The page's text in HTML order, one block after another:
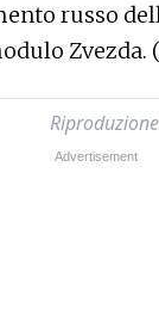
russo
Zvezda.